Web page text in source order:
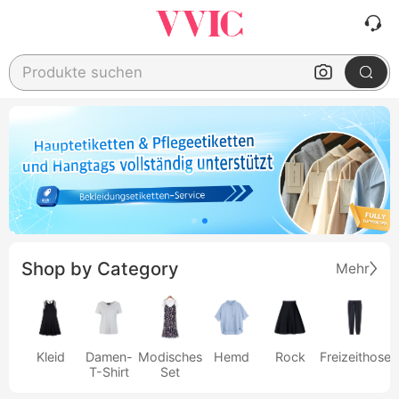
Produkte suchen
Shop by Category Mehr
Kleid
Damen-
T-Shirt
Modisches
Set
Hemd Rock Freizeithose